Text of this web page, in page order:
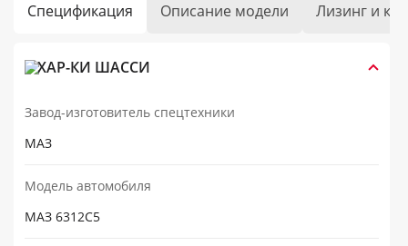
Спецификация Описание модели Лизинг и
ХАР-КИ ШАССИ
Завод-изготовитель спецтехники
МАЗ
Модель автомобиля
МАЗ 6312C5